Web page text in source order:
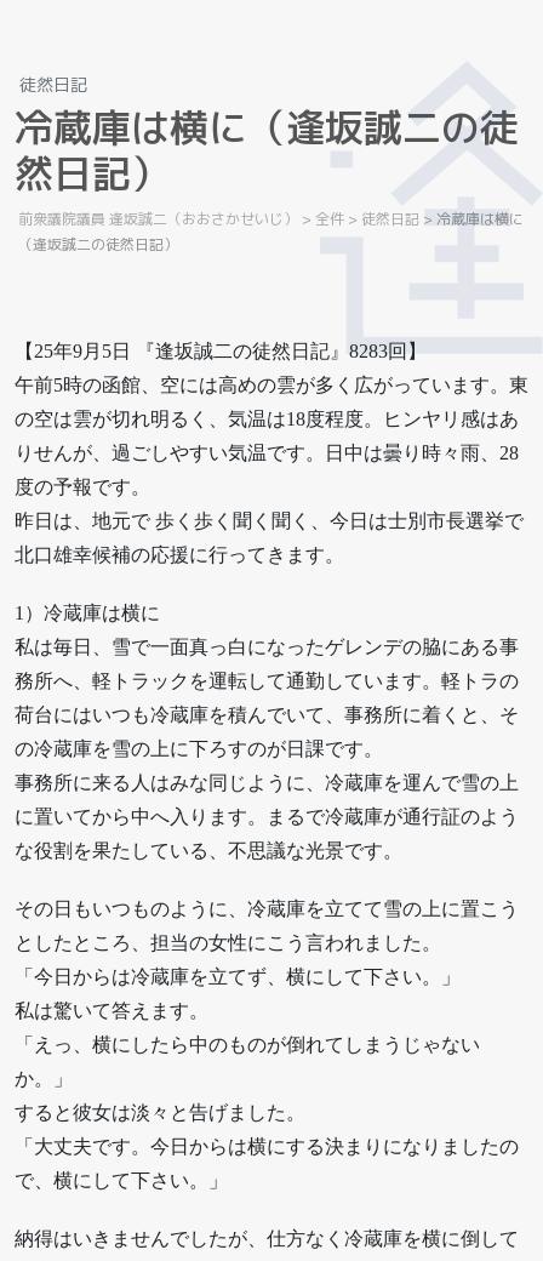
徒然日記
冷蔵庫は横に （逢坂誠二の徒
然日記）
前衆議院議員 逢坂誠二（おおさかせいじ） > 全件 > 徒然日記 > 冷蔵庫は横に
（逢坂誠二の徒然日記）
【25年9月5日 『逢坂誠二の徒然日記』8283回】
午前5時の函館、空には高めの雲が多く広がっています。東
の空は雲が切れ明るく、気温は18度程度。ヒンヤリ感はあ
りせんが、過ごしやすい気温です。日中は曇り時々雨、28
度の予報です。
昨日は、地元で 歩く歩く聞く聞く、今日は士別市長選挙で
北口雄幸候補の応援に行ってきます。
1）冷蔵庫は横に
私は毎日、雪で一面真っ白になったゲレンデの脇にある事
務所へ、軽トラックを運転して通勤しています。軽トラの
荷台にはいつも冷蔵庫を積んでいて、事務所に着くと、そ
の冷蔵庫を雪の上に下ろすのが日課です。
事務所に来る人はみな同じように、冷蔵庫を運んで雪の上
に置いてから中へ入ります。まるで冷蔵庫が通行証のよう
な役割を果たしている、不思議な光景です。
その日もいつものように、冷蔵庫を立てて雪の上に置こう
としたところ、担当の女性にこう言われました。
「今日からは冷蔵庫を立てず、横にして下さい。」
私は驚いて答えます。
「えっ、横にしたら中のものが倒れてしまうじゃない
か。」
すると彼女は淡々と告げました。
「大丈夫です。今日からは横にする決まりになりましたの
で、横にして下さい。」
納得はいきませんでしたが、仕方なく冷蔵庫を横に倒して